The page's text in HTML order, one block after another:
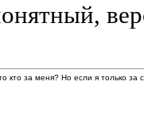
кто за меня? Но если я только